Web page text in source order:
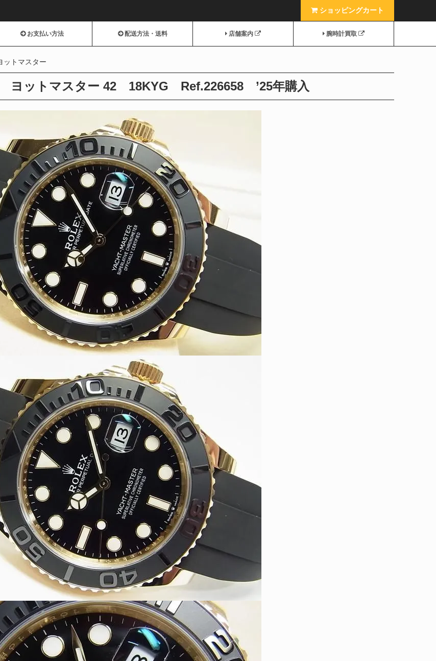
ショッピングカート
お支払い方法 配送方法・送料 店舗案内 腕時計買取
ットマスター
ヨットマスター 42 18KYG Ref.226658 ’25年購入